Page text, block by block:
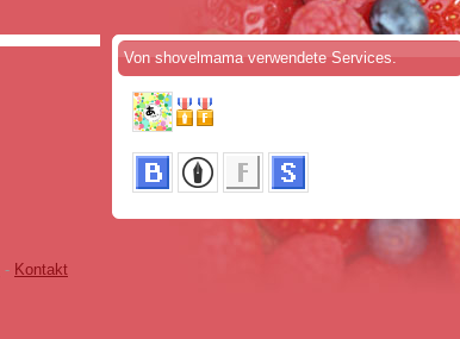
Von shovelmama verwendete Services.
- Kontakt